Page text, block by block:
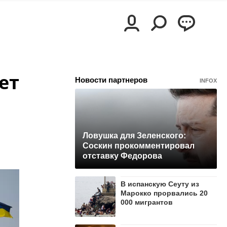
Новости партнеров INFOX
Ловушка для Зеленского:
Соскин прокомментировал
отставку Федорова
В испанскую Сеуту из
Марокко прорвались 20
000 мигрантов